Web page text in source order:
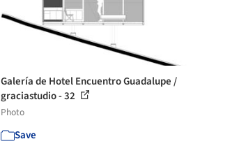
Galería de Hotel Encuentro Guadalupe /
graciastudio - 32
Photo
Save